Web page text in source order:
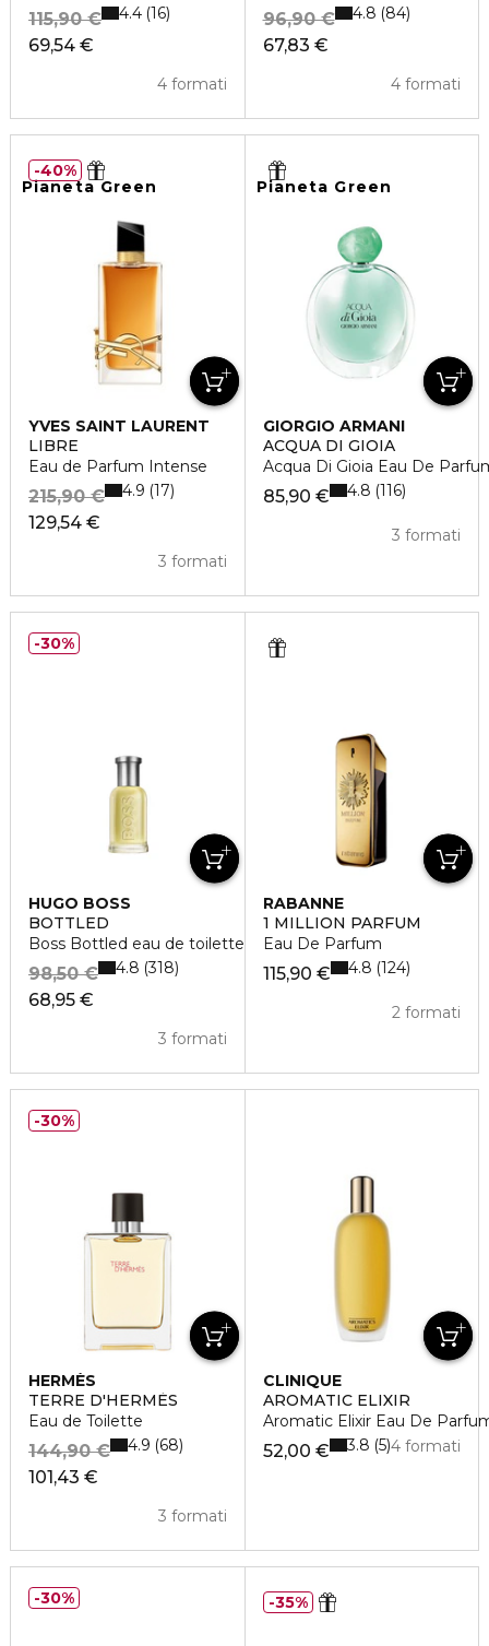
69,54 €
115,90 €
4 formati
4.4 16
67,83 €
96,90 €
4 formati
4.8 84
Pianeta Green
YVES SAINT LAURENT
LIBRE
Eau de Parfum Intense
129,54 €
215,90 €
3 formati
4.9 17
40%
Pianeta Green
GIORGIO ARMANI
ACQUA DI GIOIA
Acqua Di Gioia Eau De
85,90 €
3 formati
4.8 116
HUGO BOSS
BOTTLED
Boss Bottled eau de toilette vaporisateur
68,95 €
98,50 €
3 formati
4.8 318
30%
RABANNE
1 MILLION PARFUM
Eau De Parfum
115,90 €
2 formati
4.8 124
HERMÈS
TERRE D'HERMÈS
Eau de Toilette
101,43 €
144,90 €
3 formati
4.9 68
30%
CLINIQUE
AROMATIC ELIXIR
Aromatic Elixir Eau De
52,00 € 4 formati
3.8 5
30% 35%